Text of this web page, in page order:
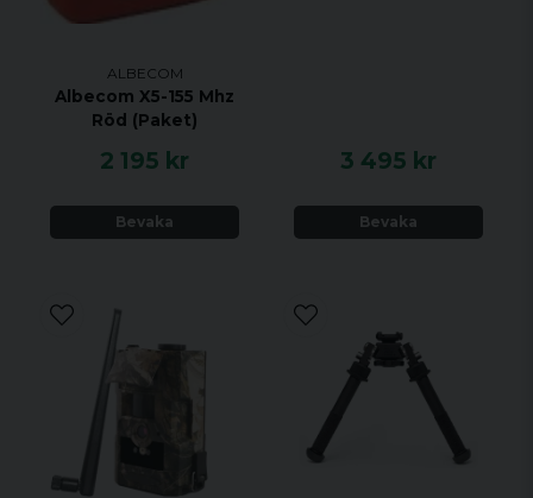
ALBECOM
Albecom X5-155 Mhz
Röd (Paket)
2 195 kr
Bevaka
3 495 kr
Bevaka